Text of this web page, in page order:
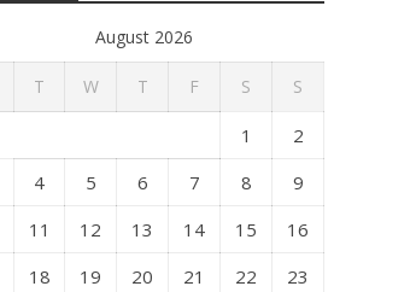
August 2026
T W T F S S
1
2
4 5 6 7 8
9
11 12 13 14 15
16
18 19 20 21 22
23